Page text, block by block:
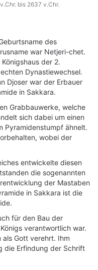
bis 2637 v.Chr.
des
war Netjeri-chet.
der 2.
Dynastiewechsel.
Djoser war der Erbauer
in Sakkara.
Grabbauwerke, welche
sich dabei um einen
Pyramidenstumpf ähnelt.
wobei der
entwickelte diesen
die sogenannten
der Mastaben
in Sakkara ist die
für den Bau der
verantwortlich war.
Gott verehrt. Ihm
die Erfindung der Schrift